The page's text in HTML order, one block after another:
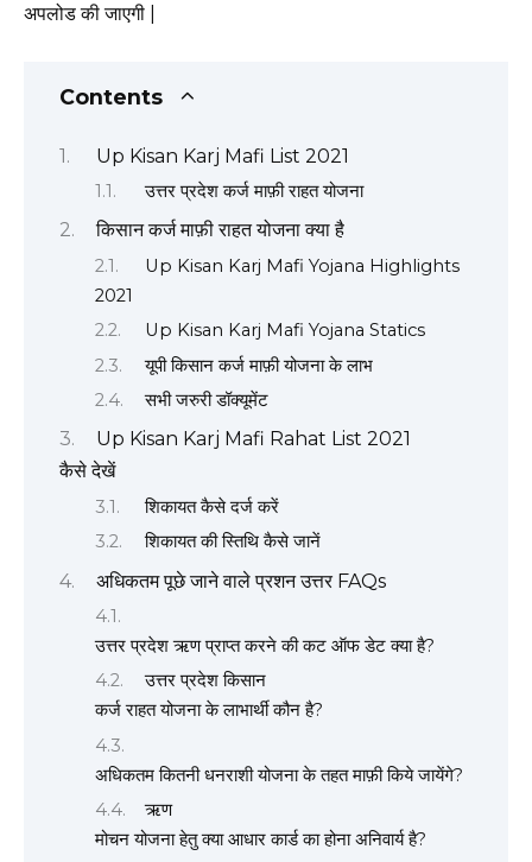
अपलोड की जाएगी |
Contents
Up Kisan Karj Mafi List 2021
उत्तर प्रदेश कर्ज माफ़ी राहत योजना
किसान कर्ज माफ़ी राहत योजना क्या है
Up Kisan Karj Mafi Yojana Highlights
2021
Up Kisan Karj Mafi Yojana Statics
यूपी किसान कर्ज माफ़ी योजना के लाभ
सभी जरुरी डॉक्यूमेंट
Up Kisan Karj Mafi Rahat List 2021
कैसे देखें
शिकायत कैसे दर्ज करें
शिकायत की स्तिथि कैसे जानें
अधिकतम पूछे जाने वाले प्रशन उत्तर FAQs
उत्तर प्रदेश ऋण प्राप्त करने की कट ऑफ डेट क्या है?
उत्तर प्रदेश किसान
कर्ज राहत योजना के लाभार्थी कौन है?
अधिकतम कितनी धनराशी योजना के तहत माफ़ी किये जायेंगे?
ऋण
मोचन योजना हेतु क्या आधार कार्ड का होना अनिवार्य है?